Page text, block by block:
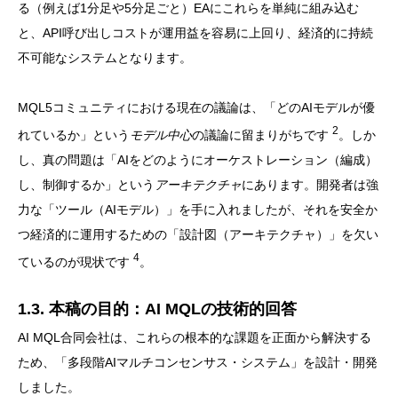
る（例えば1分足や5分足ごと）EAにこれらを単純に組み込む
と、API呼び出しコストが運用益を容易に上回り、経済的に持続
不可能なシステムとなります。
MQL5コミュニティにおける現在の議論は、「どのAIモデルが優
れているか」という モデル中心の議論に留まりがちです 2 。しか
し、真の問題は「AIをどのようにオーケストレーション（編成）
し、制御するか」という アーキテクチャにあります。開発者は強
力な「ツール（AIモデル）」を手に入れましたが、それを安全か
つ経済的に運用するための「設計図（アーキテクチャ）」を欠い
ているのが現状です 4。
1.3. 本稿の目的：AI MQLの技術的回答
AI MQL合同会社は、これらの根本的な課題を正面から解決する
ため、「多段階AIマルチコンセンサス・システム」を設計・開発
しました。